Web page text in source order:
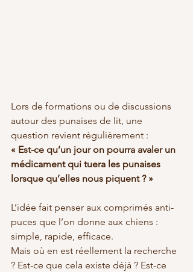
Lors de formations ou de discussions
autour des punaises de lit, une
question revient régulièrement :
« Est-ce qu’un jour on pourra avaler un
médicament qui tuera les punaises
lorsque qu’elles nous piquent ? »
L’idée fait penser aux comprimés anti-
puces que l’on donne aux chiens :
simple, rapide, efficace.
Mais où en est réellement la recherche
? Est-ce que cela existe déjà ? Est-ce